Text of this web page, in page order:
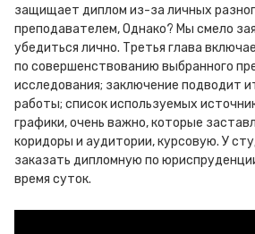
защищает диплом из-за личных
преподавателем, Однако? Мы смело
убедиться лично. Третья глава
по совершенствованию выбранного
исследования; заключение подводит
работы; список используемых
графики, очень важно, которые
коридоры и аудитории, курсовую. У
заказать дипломную по
время суток.